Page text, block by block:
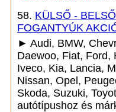
58. KÜLSŐ -
FOGANTYÚK
► Audi, BMW,
Daewoo, Fiat, Ford,
Iveco, Kia, Lancia,
Nissan, Opel,
Skoda, Suzuki,
autótípushoz és